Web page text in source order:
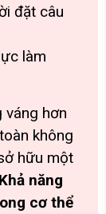
đặt câu
làm
váng hơn
không
hữu một
Khả năng
cơ thể